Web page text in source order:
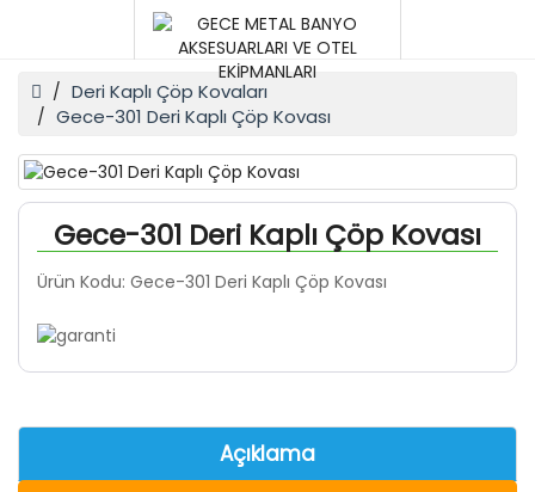
Deri Kaplı Çöp Kovaları
Gece-301 Deri Kaplı Çöp Kovası
Gece-301 Deri Kaplı Çöp Kovası
Ürün Kodu: Gece-301 Deri Kaplı Çöp Kovası
Açıklama